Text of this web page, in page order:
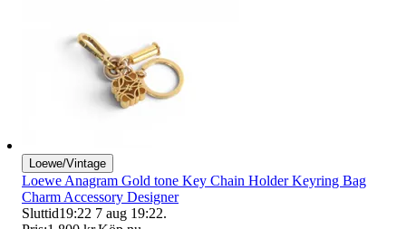
Loewe/Vintage
Loewe Anagram Gold tone Key Chain Holder Keyring Bag
Charm Accessory Designer
Sluttid19:22 7 aug 19:22.